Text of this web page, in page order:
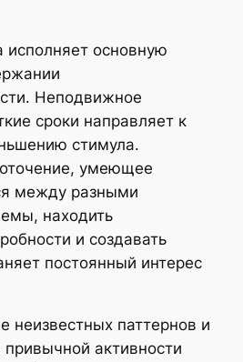
основную
Неподвижное
сроки направляет к
стимула.
умеющее
между разными
находить
и создавать
постоянный интерес
неизвестных паттернов и
активности